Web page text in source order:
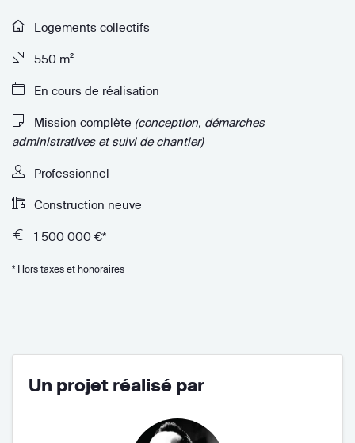
Logements collectifs
550 m²
En cours de réalisation
Mission complète (conception, démarches
administratives et suivi de chantier)
Professionnel
Construction neuve
1 500 000 €*
* Hors taxes et honoraires
Un projet réalisé par